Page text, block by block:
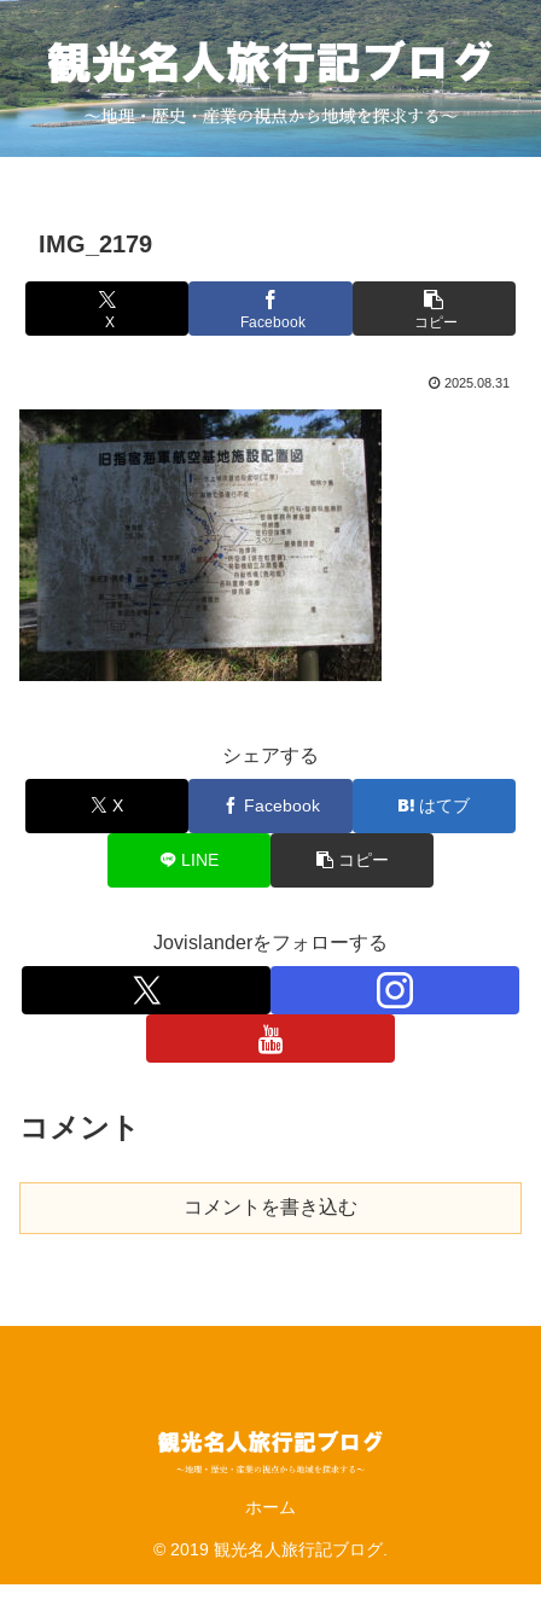
IMG_2179
X Facebook コピー
2025.08.31
シェアする
X Facebook はてブ
LINE コピー
Jovislanderをフォローする
コメント
コメントを書き込む
ホーム
© 2019 観光名人旅行記ブログ.